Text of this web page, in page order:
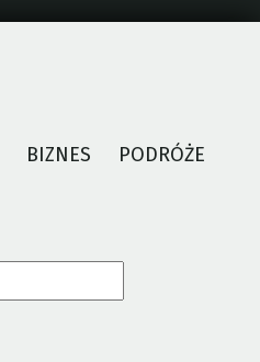
BIZNES
PODRÓŻE